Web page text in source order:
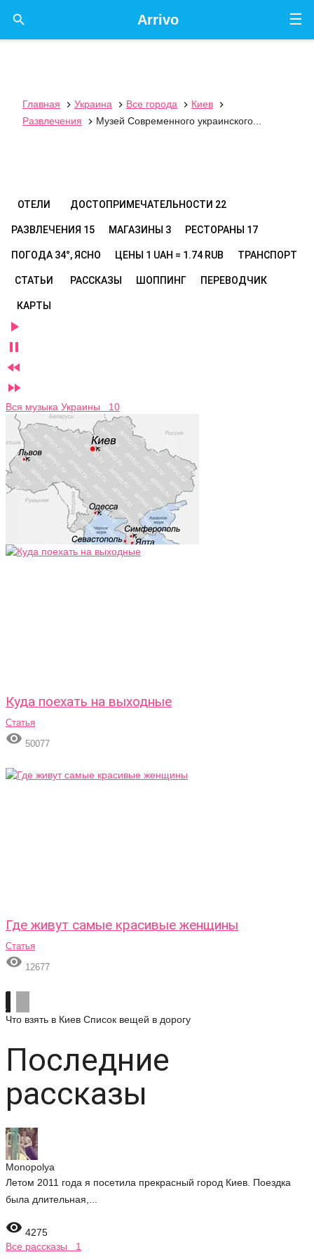
☰
Arrivo

Главная  Украина  Все города  Киев

Развлечения
 Музей Современного украинского...
ОТЕЛИ ДОСТОПРИМЕЧАТЕЛЬНОСТИ 22
РАЗВЛЕЧЕНИЯ 15 МАГАЗИНЫ 3 РЕСТОРАНЫ 17
ПОГОДА 34°, ЯСНО ЦЕНЫ 1 UAH = 1.74 RUB ТРАНСПОРТ
СТАТЬИ РАССКАЗЫ ШОППИНГ ПЕРЕВОДЧИК
КАРТЫ




Вся музыка Украины 10
Куда поехать на выходные
Статья
 50077
Где живут самые красивые женщины
Статья
 12677
Что взять в Киев Список вещей в дорогу
Последние
рассказы
Monopolya
Летом 2011 года я посетила прекрасный город Киев. Поездка
была длительная,...
 4275
Все рассказы 1